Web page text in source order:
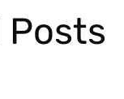
Posts